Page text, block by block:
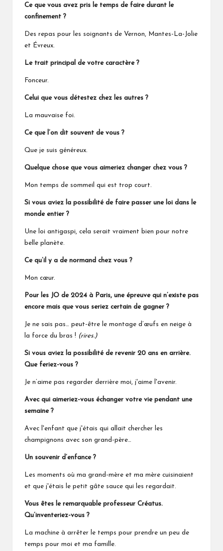
Ce que vous avez pris le temps de faire durant le
confinement ?
Des repas pour les soignants de Vernon, Mantes-La-Jolie
et Évreux.
Le trait principal de votre caractère ?
Fonceur.
Celui que vous détestez chez les autres ?
La mauvaise foi.
Ce que l’on dit souvent de vous ?
Que je suis généreux.
Quelque chose que vous aimeriez changer chez vous ?
Mon temps de sommeil qui est trop court.
Si vous aviez la possibilité de faire passer une loi dans le
monde entier ?
Une loi antigaspi, cela serait vraiment bien pour notre
belle planète.
Ce qu’il y a de normand chez vous ?
Mon cœur.
Pour les JO de 2024 à Paris, une épreuve qui n’existe pas
encore mais que vous seriez certain de gagner ?
Je ne sais pas… peut-être le montage d’œufs en neige à
la force du bras ! (rires.)
Si vous aviez la possibilité de revenir 20 ans en arrière.
Que feriez-vous ?
Je n’aime pas regarder derrière moi, j'aime l'avenir.
Avec qui aimeriez-vous échanger votre vie pendant une
semaine ?
Avec l'enfant que j'étais qui allait chercher les
champignons avec son grand-père…
Un souvenir d’enfance ?
Les moments où ma grand-mère et ma mère cuisinaient
et que j'étais le petit gâte sauce qui les regardait.
Vous êtes le remarquable professeur Créatus.
Qu’inventeriez-vous ?
La machine à arrêter le temps pour prendre un peu de
temps pour moi et ma famille.